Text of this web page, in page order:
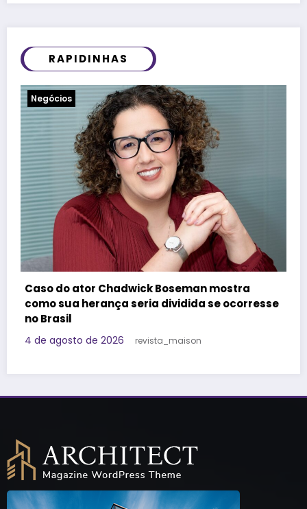
RAPIDINHAS
Notícias
do Programa Roda de Negócios
29 de julho de 2026